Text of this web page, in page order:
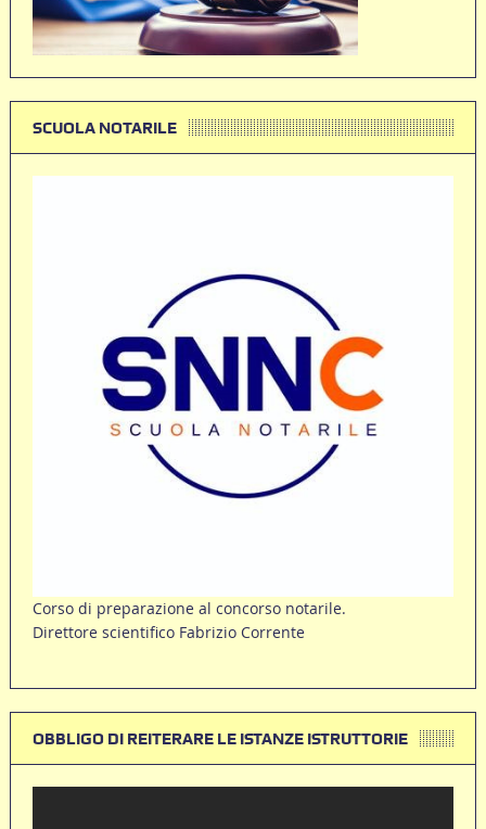
SCUOLA NOTARILE
Corso di preparazione al concorso notarile.
Direttore scientifico Fabrizio Corrente
OBBLIGO DI REITERARE LE ISTANZE ISTRUTTORIE